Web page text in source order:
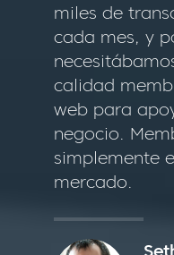
miles de
cada mes, y
calidad
web para
negocio.
simplemente
mercado.